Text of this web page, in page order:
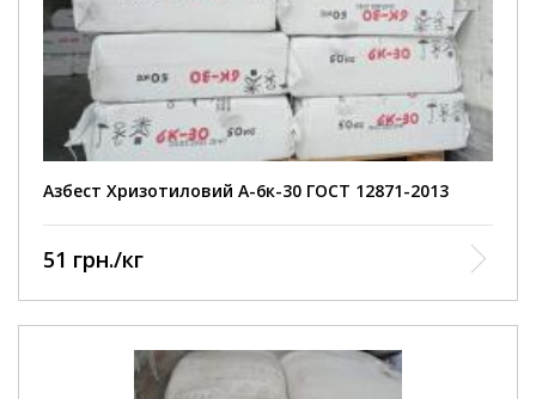
Азбест Хризотиловий А-6к-30 ГОСТ 12871-2013
Питома поверхня 20 м /г
51 грн./кг